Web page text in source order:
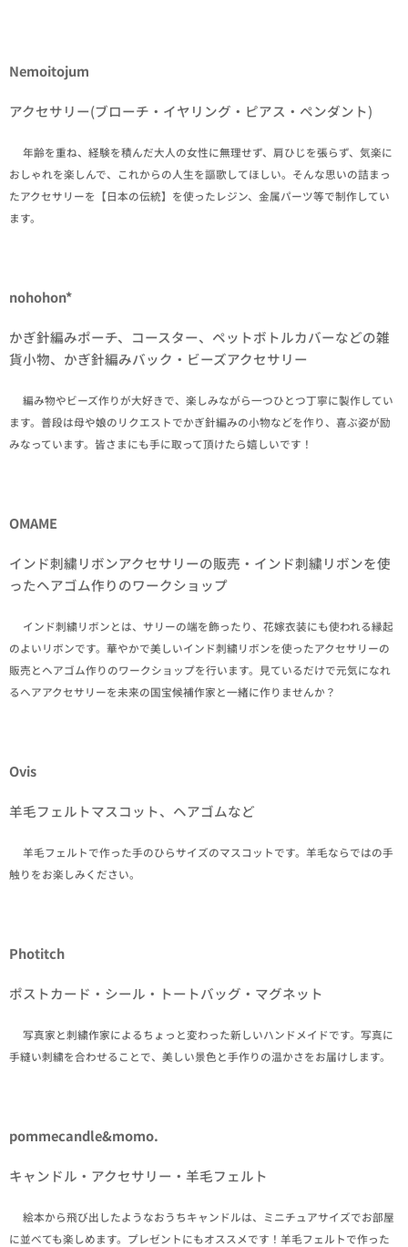
Nemoitojum
アクセサリー(ブローチ・イヤリング・ピアス・ペンダント)
✒年齢を重ね、経験を積んだ大人の女性に無理せず、肩ひじを張らず、気楽に
おしゃれを楽しんで、これからの人生を謳歌してほしい。そんな思いの詰まっ
たアクセサリーを【日本の伝統】を使ったレジン、金属パーツ等で制作してい
ます。
nohohon*
かぎ針編みポーチ、コースター、ペットボトルカバーなどの雑
貨小物、かぎ針編みバック・ビーズアクセサリー
✒編み物やビーズ作りが大好きで、楽しみながら一つひとつ丁寧に製作してい
ます。普段は母や娘のリクエストでかぎ針編みの小物などを作り、喜ぶ姿が励
みなっています。皆さまにも手に取って頂けたら嬉しいです！
OMAME
インド刺繍リボンアクセサリーの販売・インド刺繍リボンを使
ったヘアゴム作りのワークショップ
✒インド刺繍リボンとは、サリーの端を飾ったり、花嫁衣装にも使われる縁起
のよいリボンです。華やかで美しいインド刺繍リボンを使ったアクセサリーの
販売とヘアゴム作りのワークショップを行います。見ているだけで元気になれ
るヘアアクセサリーを未来の国宝候補作家と一緒に作りませんか？
Ovis
羊毛フェルトマスコット、ヘアゴムなど
✒羊毛フェルトで作った手のひらサイズのマスコットです。羊毛ならではの手
触りをお楽しみください。
Photitch
ポストカード・シール・トートバッグ・マグネット
✒写真家と刺繍作家によるちょっと変わった新しいハンドメイドです。写真に
手縫い刺繍を合わせることで、美しい景色と手作りの温かさをお届けします。
pommecandle&momo.
キャンドル・アクセサリー・羊毛フェルト
✒絵本から飛び出したようなおうちキャンドルは、ミニチュアサイズでお部屋
に並べても楽しめます。プレゼントにもオススメです！羊毛フェルトで作った